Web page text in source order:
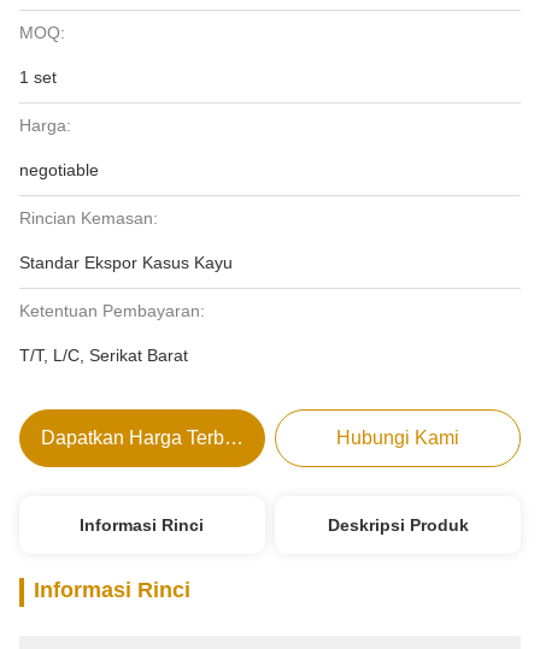
MOQ:
1 set
Harga:
negotiable
Rincian Kemasan:
Standar Ekspor Kasus Kayu
Ketentuan Pembayaran:
T/T, L/C, Serikat Barat
Dapatkan Harga Terbaik Hubungi Kami
Informasi Rinci Deskripsi Produk
Informasi Rinci